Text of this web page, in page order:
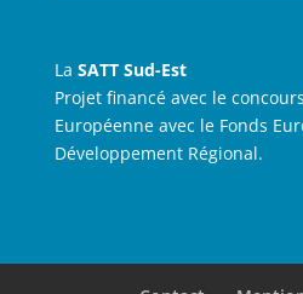
La SATT Sud-Est
Projet financé avec le
Européenne avec le Fonds
Développement Régional.